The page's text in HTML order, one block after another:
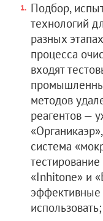
Подбор,
технологий
разных
процесса
входят
методов
реагентов —
система
«Inhitone» и
эффективные
использовать;